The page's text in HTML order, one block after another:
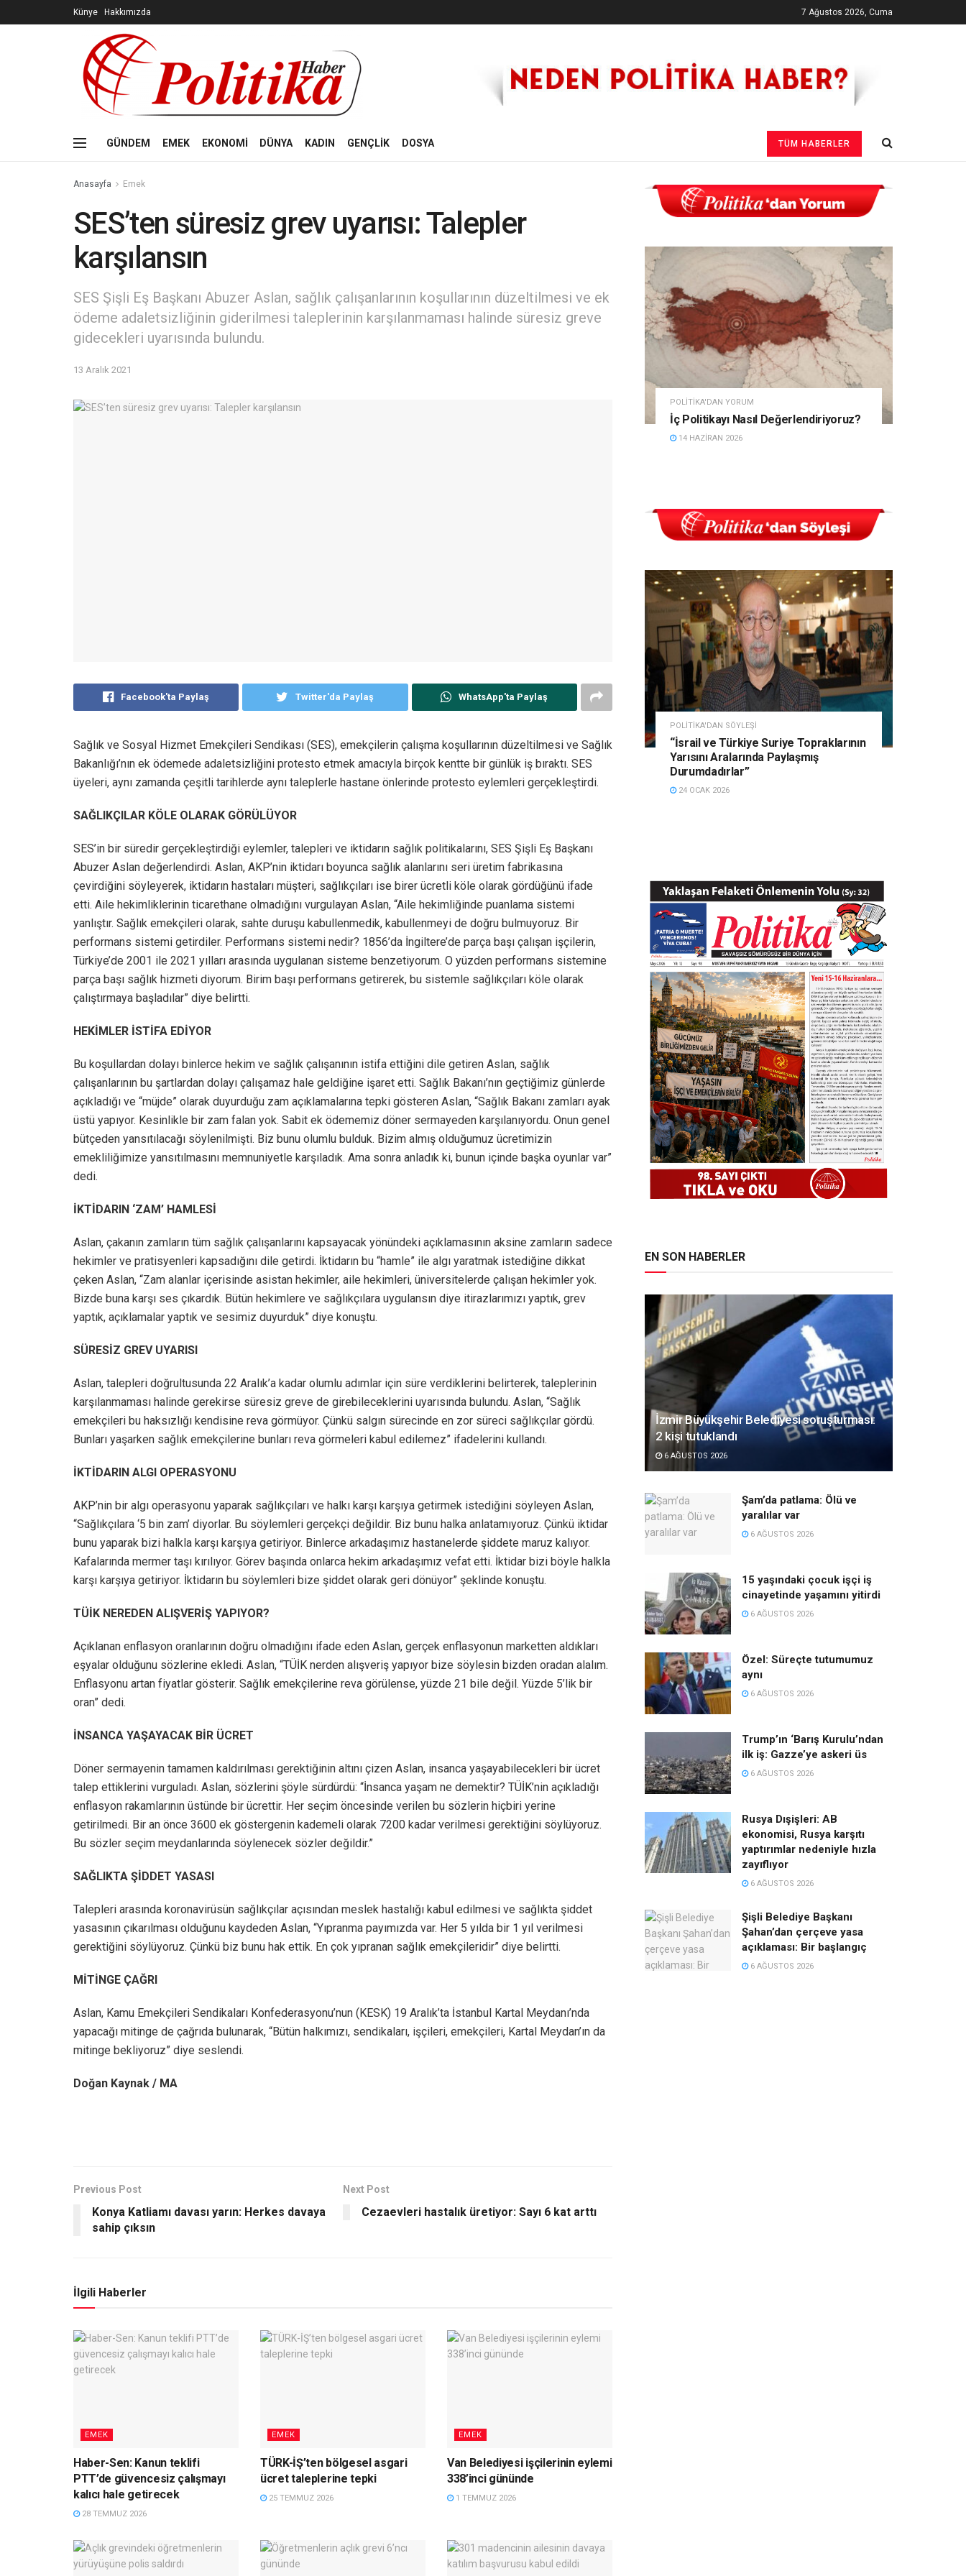
Künye Hakkımızda 7 Ağustos 2026, Cuma
GÜNDEM EMEK EKONOMİ DÜNYA KADIN GENÇLİK DOSYA TÜM HABERLER
Anasayfa Emek
SES’ten süresiz grev uyarısı: Talepler
karşılansın
SES Şişli Eş Başkanı Abuzer Aslan, sağlık çalışanlarının koşullarının düzeltilmesi ve ek
ödeme adaletsizliğinin giderilmesi taleplerinin karşılanmaması halinde süresiz greve
gidecekleri uyarısında bulundu.
13 Aralık 2021
Facebook'ta Paylaş Twitter'da Paylaş WhatsApp'ta Paylaş
Sağlık ve Sosyal Hizmet Emekçileri Sendikası (SES), emekçilerin çalışma koşullarının düzeltilmesi ve Sağlık
Bakanlığı’nın ek ödemede adaletsizliğini protesto etmek amacıyla birçok kentte bir günlük iş bıraktı. SES
üyeleri, aynı zamanda çeşitli tarihlerde aynı taleplerle hastane önlerinde protesto eylemleri gerçekleştirdi.
SAĞLIKÇILAR KÖLE OLARAK GÖRÜLÜYOR
SES’in bir süredir gerçekleştirdiği eylemler, talepleri ve iktidarın sağlık politikalarını, SES Şişli Eş Başkanı
Abuzer Aslan değerlendirdi. Aslan, AKP’nin iktidarı boyunca sağlık alanlarını seri üretim fabrikasına
çevirdiğini söyleyerek, iktidarın hastaları müşteri, sağlıkçıları ise birer ücretli köle olarak gördüğünü ifade
etti. Aile hekimliklerinin ticarethane olmadığını vurgulayan Aslan, “Aile hekimliğinde puanlama sistemi
yanlıştır. Sağlık emekçileri olarak, sahte duruşu kabullenmedik, kabullenmeyi de doğru bulmuyoruz. Bir
performans sistemi getirdiler. Performans sistemi nedir? 1856’da İngiltere’de parça başı çalışan işçilerin,
Türkiye’de 2001 ile 2021 yılları arasında uygulanan sisteme benzetiyorum. O yüzden performans sistemine
parça başı sağlık hizmeti diyorum. Birim başı performans getirerek, bu sistemle sağlıkçıları köle olarak
çalıştırmaya başladılar” diye belirtti.
HEKİMLER İSTİFA EDİYOR
Bu koşullardan dolayı binlerce hekim ve sağlık çalışanının istifa ettiğini dile getiren Aslan, sağlık
çalışanlarının bu şartlardan dolayı çalışamaz hale geldiğine işaret etti. Sağlık Bakanı’nın geçtiğimiz günlerde
açıkladığı ve “müjde” olarak duyurduğu zam açıklamalarına tepki gösteren Aslan, “Sağlık Bakanı zamları ayak
üstü yapıyor. Kesinlikle bir zam falan yok. Sabit ek ödememiz döner sermayeden karşılanıyordu. Onun genel
bütçeden yansıtılacağı söylenilmişti. Biz bunu olumlu bulduk. Bizim almış olduğumuz ücretimizin
emekliliğimize yansıtılmasını memnuniyetle karşıladık. Ama sonra anladık ki, bunun içinde başka oyunlar var”
dedi.
İKTİDARIN ‘ZAM’ HAMLESİ
Aslan, çakanın zamların tüm sağlık çalışanlarını kapsayacak yönündeki açıklamasının aksine zamların sadece
hekimler ve pratisyenleri kapsadığını dile getirdi. İktidarın bu “hamle” ile algı yaratmak istediğine dikkat
çeken Aslan, “Zam alanlar içerisinde asistan hekimler, aile hekimleri, üniversitelerde çalışan hekimler yok.
Bizde buna karşı ses çıkardık. Bütün hekimlere ve sağlıkçılara uygulansın diye itirazlarımızı yaptık, grev
yaptık, açıklamalar yaptık ve sesimiz duyurduk” diye konuştu.
SÜRESİZ GREV UYARISI
Aslan, talepleri doğrultusunda 22 Aralık’a kadar olumlu adımlar için süre verdiklerini belirterek, taleplerinin
karşılanmaması halinde gerekirse süresiz greve de girebileceklerini uyarısında bulundu. Aslan, “Sağlık
emekçileri bu haksızlığı kendisine reva görmüyor. Çünkü salgın sürecinde en zor süreci sağlıkçılar gördü.
Bunları yaşarken sağlık emekçilerine bunları reva görmeleri kabul edilemez” ifadelerini kullandı.
İKTİDARIN ALGI OPERASYONU
AKP’nin bir algı operasyonu yaparak sağlıkçıları ve halkı karşı karşıya getirmek istediğini söyleyen Aslan,
“Sağlıkçılara ‘5 bin zam’ diyorlar. Bu söylemleri gerçekçi değildir. Biz bunu halka anlatamıyoruz. Çünkü iktidar
bunu yaparak bizi halkla karşı karşıya getiriyor. Binlerce arkadaşımız hastanelerde şiddete maruz kalıyor.
Kafalarında mermer taşı kırılıyor. Görev başında onlarca hekim arkadaşımız vefat etti. İktidar bizi böyle halkla
karşı karşıya getiriyor. İktidarın bu söylemleri bize şiddet olarak geri dönüyor” şeklinde konuştu.
TÜİK NEREDEN ALIŞVERİŞ YAPIYOR?
Açıklanan enflasyon oranlarının doğru olmadığını ifade eden Aslan, gerçek enflasyonun marketten aldıkları
eşyalar olduğunu sözlerine ekledi. Aslan, “TÜİK nerden alışveriş yapıyor bize söylesin bizden oradan alalım.
Enflasyonu artan fiyatlar gösterir. Sağlık emekçilerine reva görülense, yüzde 21 bile değil. Yüzde 5’lik bir
oran” dedi.
İNSANCA YAŞAYACAK BİR ÜCRET
Döner sermayenin tamamen kaldırılması gerektiğinin altını çizen Aslan, insanca yaşayabilecekleri bir ücret
talep ettiklerini vurguladı. Aslan, sözlerini şöyle sürdürdü: “İnsanca yaşam ne demektir? TÜİK’nin açıkladığı
enflasyon rakamlarının üstünde bir ücrettir. Her seçim öncesinde verilen bu sözlerin hiçbiri yerine
getirilmedi. Bir an önce 3600 ek göstergenin kademeli olarak 7200 kadar verilmesi gerektiğini söylüyoruz.
Bu sözler seçim meydanlarında söylenecek sözler değildir.”
SAĞLIKTA ŞİDDET YASASI
Talepleri arasında koronavirüsün sağlıkçılar açısından meslek hastalığı kabul edilmesi ve sağlıkta şiddet
yasasının çıkarılması olduğunu kaydeden Aslan, “Yıpranma payımızda var. Her 5 yılda bir 1 yıl verilmesi
gerektiğini söylüyoruz. Çünkü biz bunu hak ettik. En çok yıpranan sağlık emekçileridir” diye belirtti.
MİTİNGE ÇAĞRI
Aslan, Kamu Emekçileri Sendikaları Konfederasyonu’nun (KESK) 19 Aralık’ta İstanbul Kartal Meydanı’nda
yapacağı mitinge de çağrıda bulunarak, “Bütün halkımızı, sendikaları, işçileri, emekçileri, Kartal Meydan’ın da
mitinge bekliyoruz” diye seslendi.
Doğan Kaynak / MA
Previous Post
Konya Katliamı davası yarın: Herkes davaya
sahip çıksın
Next Post
Cezaevleri hastalık üretiyor: Sayı 6 kat arttı
İlgili Haberler
EMEK
Haber-Sen: Kanun teklifi
PTT’de güvencesiz çalışmayı
kalıcı hale getirecek
28 TEMMUZ 2026
EMEK
TÜRK-İŞ’ten bölgesel asgari
ücret taleplerine tepki
25 TEMMUZ 2026
EMEK
Van Belediyesi işçilerinin eylemi
338’inci gününde
1 TEMMUZ 2026
POLITIKA'DAN YORUM
İç Politikayı Nasıl Değerlendiriyoruz?
14 HAZIRAN 2026
POLITIKA'DAN SÖYLEŞI
“İsrail ve Türkiye Suriye Topraklarının
Yarısını Aralarında Paylaşmış
Durumdadırlar”
24 OCAK 2026
EN SON HABERLER
İzmir Büyükşehir Belediyesi soruşturması:
2 kişi tutuklandı
6 AĞUSTOS 2026
Şam’da patlama: Ölü ve
yaralılar var
6 AĞUSTOS 2026
15 yaşındaki çocuk işçi iş
cinayetinde yaşamını yitirdi
6 AĞUSTOS 2026
Özel: Süreçte tutumumuz
aynı
6 AĞUSTOS 2026
Trump’ın ‘Barış Kurulu’ndan
ilk iş: Gazze’ye askeri üs
6 AĞUSTOS 2026
Rusya Dışişleri: AB
ekonomisi, Rusya karşıtı
yaptırımlar nedeniyle hızla
zayıflıyor
6 AĞUSTOS 2026
Şişli Belediye Başkanı
Şahan’dan çerçeve yasa
açıklaması: Bir başlangıç
6 AĞUSTOS 2026